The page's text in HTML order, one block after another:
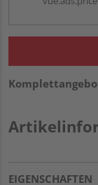
EIGENSCHAFTEN